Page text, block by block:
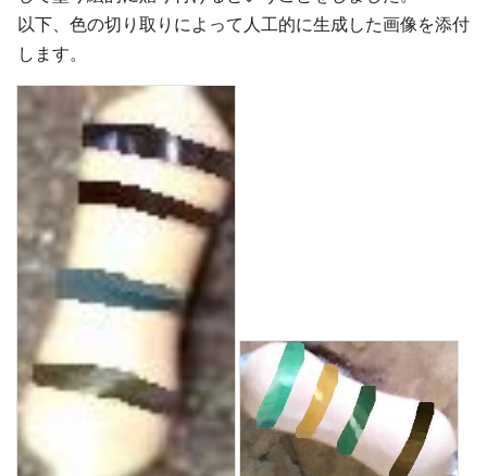
以下、色の切り取りによって人工的に生成した画像を添付
します。